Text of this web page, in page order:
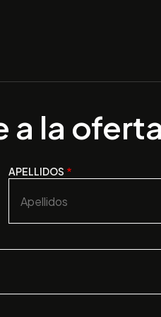
a la
APELLIDOS